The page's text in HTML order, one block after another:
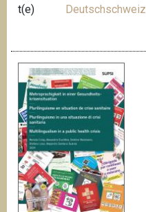
t(e)
Deutschschweiz